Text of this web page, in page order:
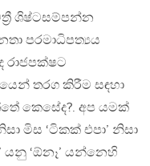
ශිෂ්ටසම්පන්න
පරමාධිපත්‍යය
රාජපක්ෂට
තරග කිරීම සඳහා
කෙසේද?. අප යමක්
මිස ‘ටිකක් එපා’ නිසා
යනු ‘ඕනෑ’ යන්නෙහි